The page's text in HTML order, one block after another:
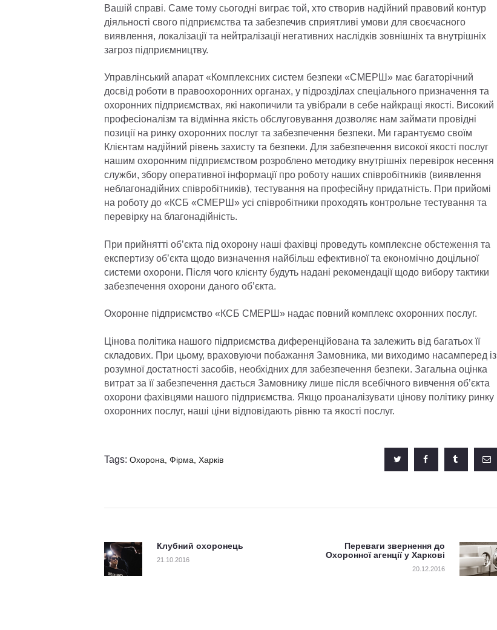
Вашій справі. Саме тому сьогодні виграє той, хто створив надійний правовий контур
діяльності свого підприємства та забезпечив сприятливі умови для своєчасного
виявлення, локалізації та нейтралізації негативних наслідків зовнішніх та внутрішніх
загроз підприємництву.
Управлінський апарат «Комплексних систем безпеки «СМЕРШ» має багаторічний
досвід роботи в правоохоронних органах, у підрозділах спеціального призначення та
охоронних підприємствах, які накопичили та увібрали в себе найкращі якості. Високий
професіоналізм та відмінна якість обслуговування дозволяє нам займати провідні
позиції на ринку охоронних послуг та забезпечення безпеки. Ми гарантуємо своїм
Клієнтам надійний рівень захисту та безпеки. Для забезпечення високої якості послуг
нашим охоронним підприємством розроблено методику внутрішніх перевірок несення
служби, збору оперативної інформації про роботу наших співробітників (виявлення
неблагонадійних співробітників), тестування на професійну придатність. При прийомі
на роботу до «КСБ «СМЕРШ» усі співробітники проходять контрольне тестування та
перевірку на благонадійність.
При прийнятті об’єкта під охорону наші фахівці проведуть комплексне обстеження та
експертизу об’єкта щодо визначення найбільш ефективної та економічно доцільної
системи охорони. Після чого клієнту будуть надані рекомендації щодо вибору тактики
забезпечення охорони даного об’єкта.
Охоронне підприємство «КСБ СМЕРШ» надає повний комплекс охоронних послуг.
Цінова політика нашого підприємства диференційована та залежить від багатьох її
складових. При цьому, враховуючи побажання Замовника, ми виходимо насамперед із
розумної достатності засобів, необхідних для забезпечення безпеки. Загальна оцінка
витрат за її забезпечення дається Замовнику лише після всебічного вивчення об’єкта
охорони фахівцями нашого підприємства. Якщо проаналізувати цінову політику ринку
охоронних послуг, наші ціни відповідають рівню та якості послуг.
Tags: Охорона Фірма Харків
Previous post:
Клубний охоронець
21.10.2016
Next post:
Переваги звернення до
Охоронної агенції у Харкові
20.12.2016